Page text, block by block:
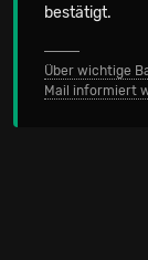
bestätigt.
Über wichtige
Mail informiert